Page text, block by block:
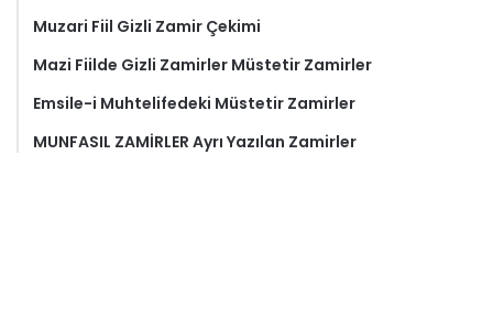
Muzari Fiil Gizli Zamir Çekimi
Mazi Fiilde Gizli Zamirler Müstetir Zamirler
Emsile-i Muhtelifedeki Müstetir Zamirler
MUNFASIL ZAMİRLER Ayrı Yazılan Zamirler